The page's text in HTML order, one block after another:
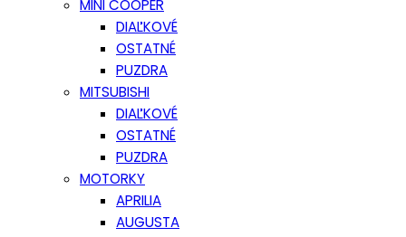
MINI COOPER
DIAĽKOVÉ
OSTATNÉ
PUZDRA
MITSUBISHI
DIAĽKOVÉ
OSTATNÉ
PUZDRA
MOTORKY
APRILIA
AUGUSTA